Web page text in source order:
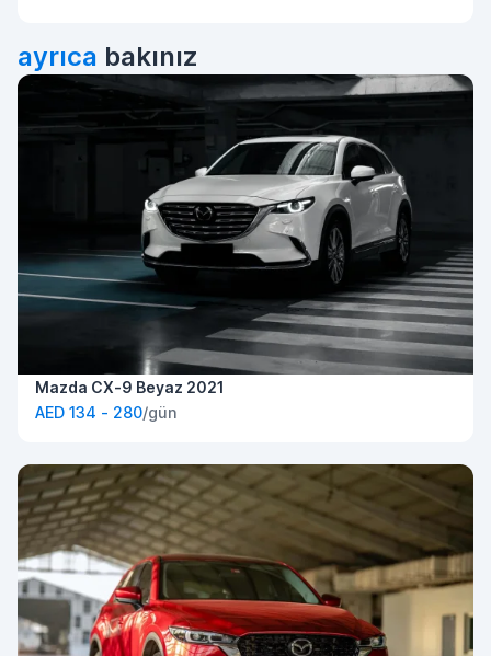
ayrıca bakınız
Mazda CX-9 Beyaz 2021
AED 134 - 280/gün